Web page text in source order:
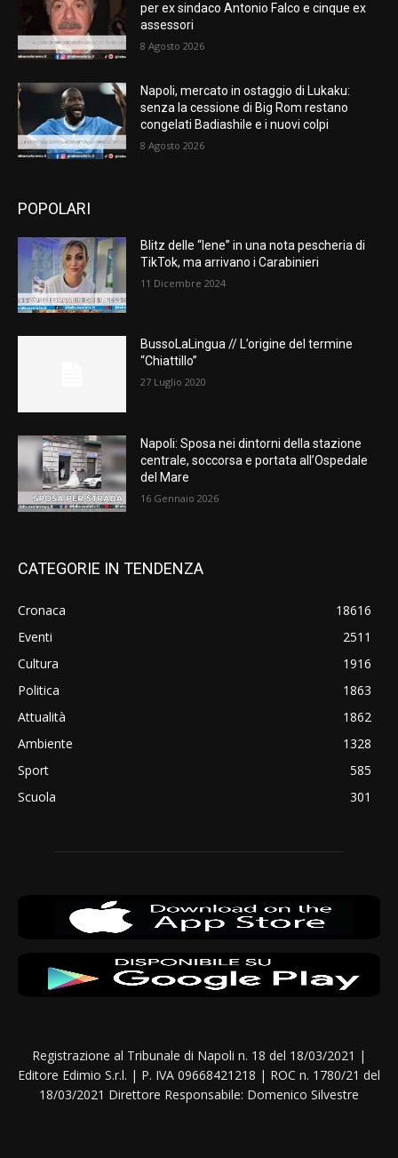
per ex sindaco Antonio Falco e cinque ex
assessori
8 Agosto 2026
Napoli, mercato in ostaggio di Lukaku:
senza la cessione di Big Rom restano
congelati Badiashile e i nuovi colpi
8 Agosto 2026
POPOLARI
Blitz delle “Iene” in una nota pescheria di
TikTok, ma arrivano i Carabinieri
11 Dicembre 2024
BussoLaLingua // L’origine del termine
“Chiattillo”
27 Luglio 2020
Napoli: Sposa nei dintorni della stazione
centrale, soccorsa e portata all’Ospedale
del Mare
16 Gennaio 2026
CATEGORIE IN TENDENZA
Cronaca
18616
Eventi
2511
Cultura
1916
Politica
1863
Attualità
1862
Ambiente
1328
Sport
585
Scuola
301
Registrazione al Tribunale di Napoli n. 18 del 18/03/2021 |
Editore Edimio S.r.l. | P. IVA 09668421218 | ROC n. 1780/21 del
18/03/2021 Direttore Responsabile: Domenico Silvestre